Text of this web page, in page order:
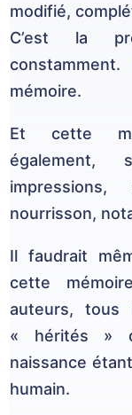
modifié,
C’est la
mémoire.
Et cette
également,
nourrisson,
Il faudrait
cette
auteurs, tous
« hérités »
naissance
humain.